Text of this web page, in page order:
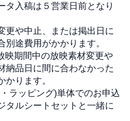
タ入稿は５営業日前となり
更や中止、または掲出日に
別途費用がかかります。
映期間中の放映素材変更や
納品日に間に合わなかった
かります。
ラッピング)単体でのお申込
タルシートセットと一緒に